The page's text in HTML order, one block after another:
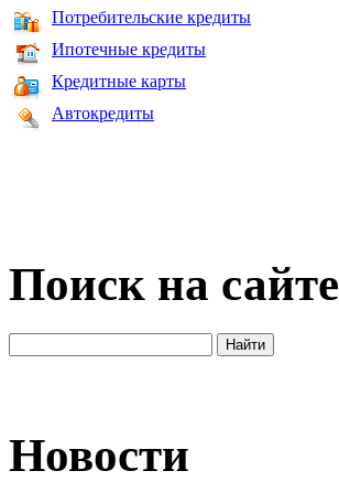
Потребительские кредиты
Ипотечные кредиты
Кредитные карты
Автокредиты
Поиск на сайте
Новости